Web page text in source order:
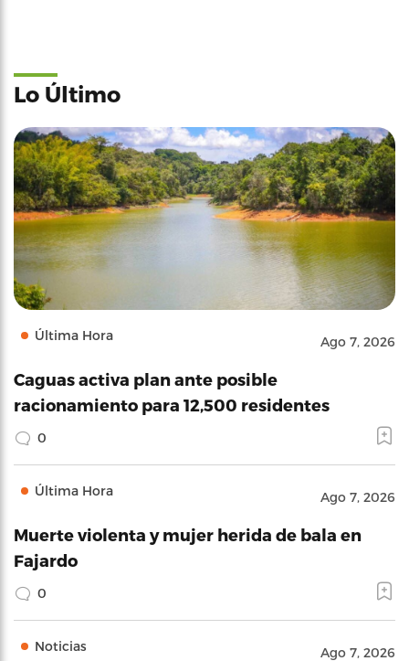
Lo Último
Última Hora Ago 7, 2026
Caguas activa plan ante posible
racionamiento para 12,500 residentes
0
Última Hora Ago 7, 2026
Muerte violenta y mujer herida de bala en
Fajardo
0
Noticias Ago 7, 2026